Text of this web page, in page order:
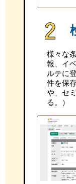
様々な
報、イ
ルテに
件を保
や、セ
る。）